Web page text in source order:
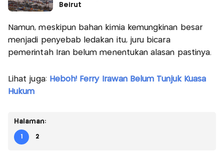
Beirut
Namun, meskipun bahan kimia kemungkinan besar
menjadi penyebab ledakan itu, juru bicara
pemerintah Iran belum menentukan alasan pastinya.
Lihat juga: Heboh! Ferry Irawan Belum Tunjuk Kuasa
Hukum
Halaman:
1 2